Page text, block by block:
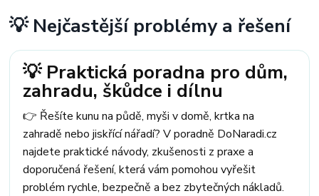
štěnice
štěnice v hotelu jak se zbavit kuny
kuna ve střeše
mravenci a mšice
uhlíky do nářadí
uhlíky do nařadí
uhlíky do vysavače
uhlíky do pračky uhlíky do
uhlíky parkside
uhlíky ferm uhlíky makita
uhlíkové kartáče
kde sehnat uhlíky
kde koupit uhlíky
💡 Nejčastější problémy a řešení
💡 Praktická poradna pro dům,
zahradu, škůdce i dílnu
👉 Řešíte kunu na půdě, myši v domě, krtka na
zahradě nebo jiskřící nářadí? V poradně DoNaradi.cz
najdete praktické návody, zkušenosti z praxe a
doporučená řešení, která vám pomohou vyřešit
problém rychle, bezpečně a bez zbytečných nákladů.